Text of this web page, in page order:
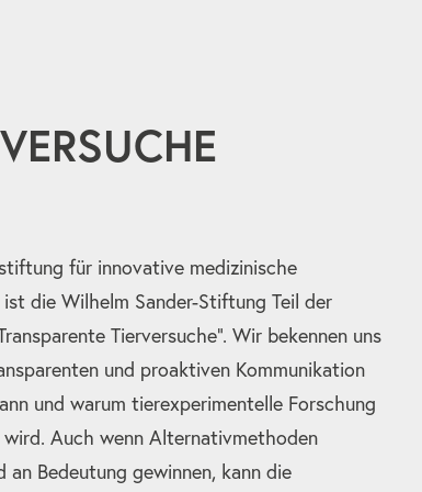
für innovative medizinische
ist die Wilhelm Sander-Stiftung Teil der
Tierversuche“. Wir bekennen uns
und proaktiven Kommunikation
und warum tierexperimentelle Forschung
Auch wenn Alternativmethoden
an Bedeutung gewinnen, kann die